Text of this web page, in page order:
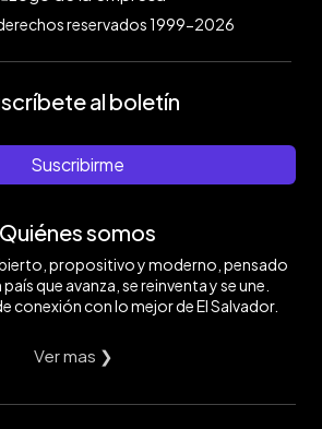
reservados 1999-2026
al boletín
Suscribirme
Quiénes somos
propositivo y moderno, pensado
que avanza, se reinventa y se une.
conexión con lo mejor de El Salvador.
Ver mas ❯